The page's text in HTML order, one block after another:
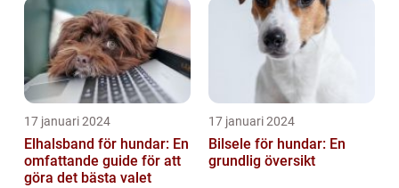
17 januari 2024
Elhalsband för hundar: En
omfattande guide för att
göra det bästa valet
17 januari 2024
Bilsele för hundar: En
grundlig översikt